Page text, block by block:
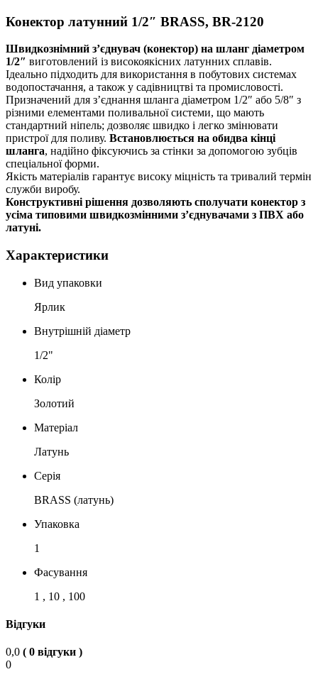
Конектор латунний 1/2″ BRASS, BR-2120
Швидкознімний з’єднувач (конектор) на шланг діаметром
1/2″ виготовлений із високоякісних латунних сплавів.
Ідеально підходить для використання в побутових системах
водопостачання, а також у садівництві та промисловості.
Призначений для з’єднання шланга діаметром 1/2″ або 5/8″ з
різними елементами поливальної системи, що мають
стандартний ніпель; дозволяє швидко і легко змінювати
пристрої для поливу. Встановлюється на обидва кінці
шланга, надійно фіксуючись за стінки за допомогою зубців
спеціальної форми.
Якість матеріалів гарантує високу міцність та тривалий термін
служби виробу.
Конструктивні рішення дозволяють сполучати конектор з
усіма типовими швидкозмінними з’єднувачами з ПВХ або
латуні.
Характеристики
Вид упаковки
Ярлик
Внутрішній діаметр
1/2"
Колір
Золотий
Матеріал
Латунь
Серія
BRASS (латунь)
Упаковка
1
Фасування
1 , 10 , 100
Відгуки
0,0 ( 0 відгуки )
0